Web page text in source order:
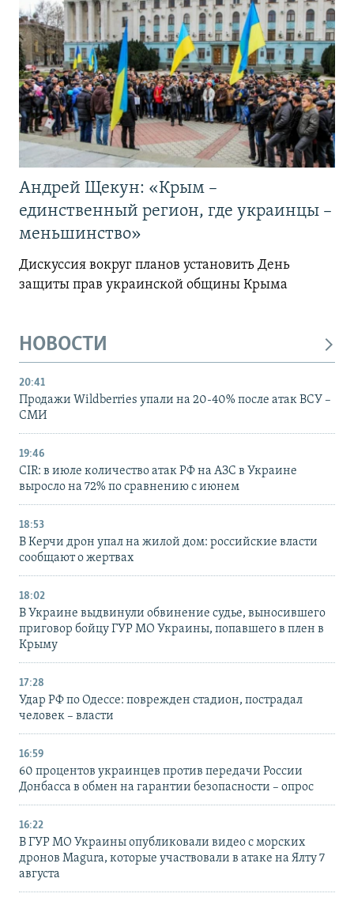
Андрей Щекун: «Крым –
единственный регион, где украинцы –
меньшинство»
Дискуссия вокруг планов установить День
защиты прав украинской общины Крыма
НОВОСТИ
20:41
Продажи Wildberries упали на 20-40% после атак ВСУ –
СМИ
19:46
CIR: в июле количество атак РФ на АЗС в Украине
выросло на 72% по сравнению с июнем
18:53
В Керчи дрон упал на жилой дом: российские власти
сообщают о жертвах
18:02
В Украине выдвинули обвинение судье, выносившего
приговор бойцу ГУР МО Украины, попавшего в плен в
Крыму
17:28
Удар РФ по Одессе: поврежден стадион, пострадал
человек – власти
16:59
60 процентов украинцев против передачи России
Донбасса в обмен на гарантии безопасности – опрос
16:22
В ГУР МО Украины опубликовали видео с морских
дронов Magura, которые участвовали в атаке на Ялту 7
августа